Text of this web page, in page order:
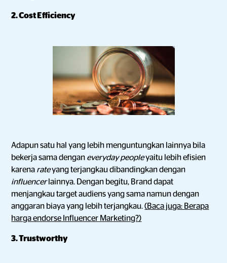
2. Cost Efficiency
Adapun satu hal yang lebih menguntungkan lainnya bila
bekerja sama dengan everyday peopleyaitu lebih efisien
karena rateyang terjangkau dibandingkan dengan
influencer lainnya. Dengan begitu, Brand dapat
menjangkau target audiens yang sama namun dengan
anggaran biaya yang lebih terjangkau.(Baca juga: Berapa
harga endorse Influencer Marketing?)
3. Trustworthy